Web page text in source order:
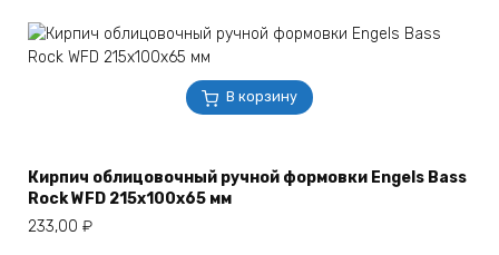
В корзину
Кирпич облицовочный ручной формовки Engels Bass
Rock WFD 215х100х65 мм
233,00 ₽